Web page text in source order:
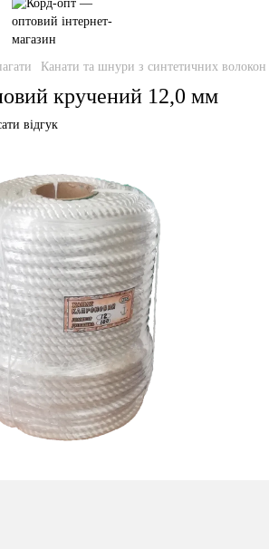
Канати та шнури з синтетичних волокон
кручений 12,0 мм
відгук